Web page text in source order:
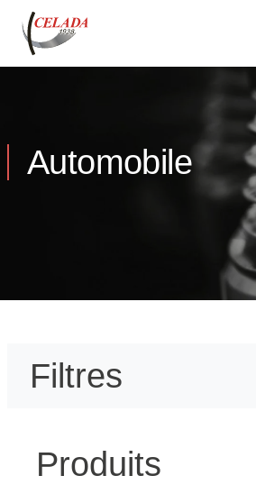
Automobile
Filtres
Produits